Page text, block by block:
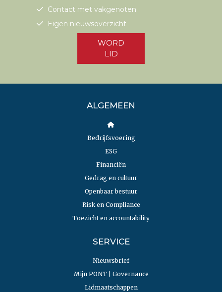
Contact met vakgenoten
Eigen nieuwsoverzicht
WORD
LID
ALGEMEEN
Bedrijfsvoering
ESG
Financiën
Gedrag en cultuur
Openbaar bestuur
Risk en Compliance
Toezicht en accountability
SERVICE
Nieuwsbrief
Mijn PONT | Governance
Lidmaatschappen